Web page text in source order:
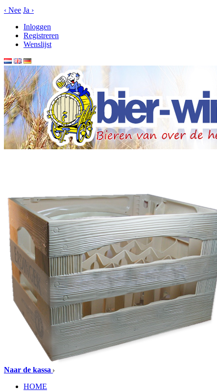
‹ Nee Ja ›
Inloggen
Registreren
Wenslijst
Naar de kassa
HOME